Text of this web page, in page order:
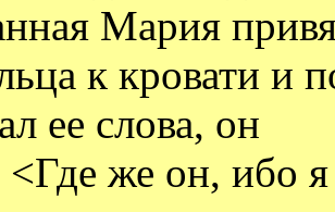
Мария
к кровати и
ее слова, он
<Где же он, ибо